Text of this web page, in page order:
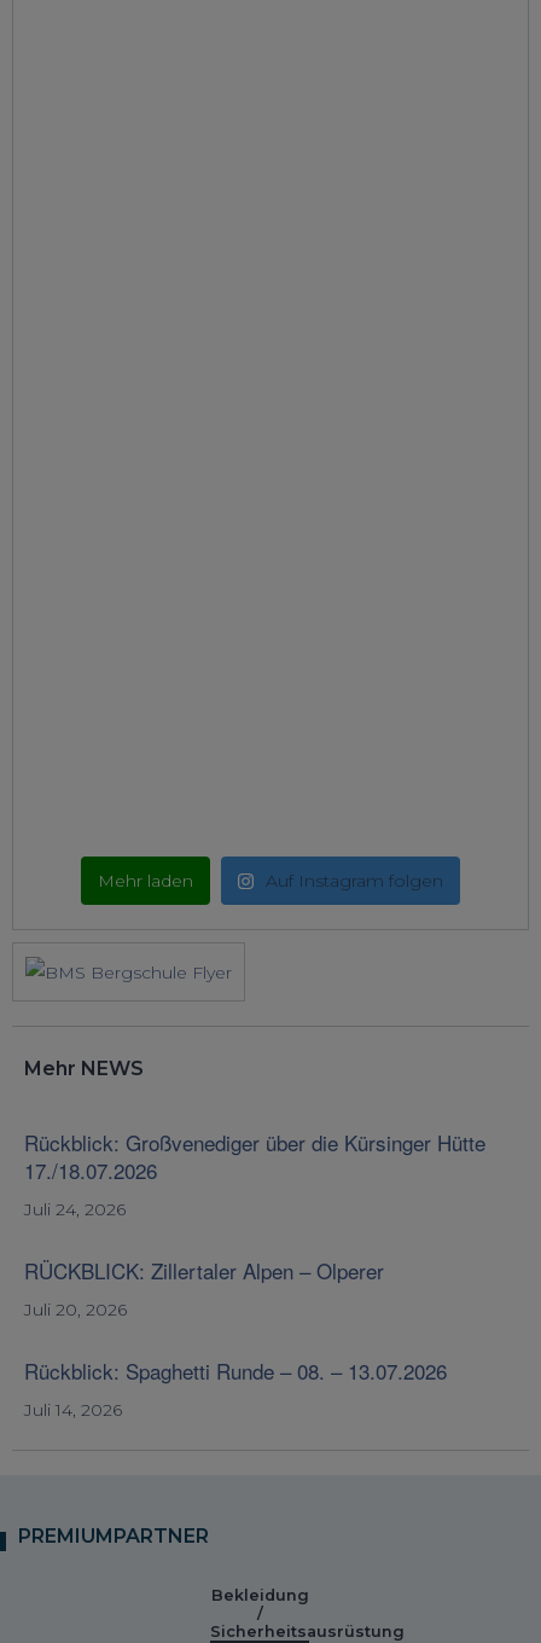
Mehr laden Auf Instagram folgen
Mehr NEWS
Rückblick: Großvenediger über die Kürsinger Hütte
17./18.07.2026
Juli 24, 2026
RÜCKBLICK: Zillertaler Alpen – Olperer
Juli 20, 2026
Rückblick: Spaghetti Runde – 08. – 13.07.2026
Juli 14, 2026
PREMIUMPARTNER
Bekleidung
/
Sicherheitsausrüstung